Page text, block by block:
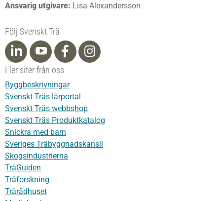
Ansvarig utgivare: Lisa Alexandersson
Följ Svenskt Trä
Fler siter från oss
Byggbeskrivningar
Svenskt Träs lärportal
Svenskt Träs webbshop
Svenskt Träs Produktkatalog
Snickra med barn
Sveriges Träbyggnadskansli
Skogsindustrierna
TräGuiden
Träforskning
Trärådhuset